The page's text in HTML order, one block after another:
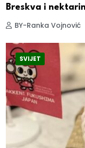
Breskva i
BY-Ranka Vojnović
SVIJET